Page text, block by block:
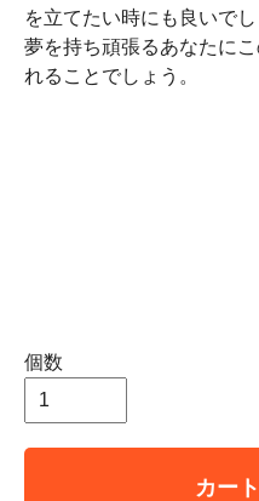
を立てたい時にも良いでし
夢を持ち頑張るあなたに
れることでしょう。
個数
カー